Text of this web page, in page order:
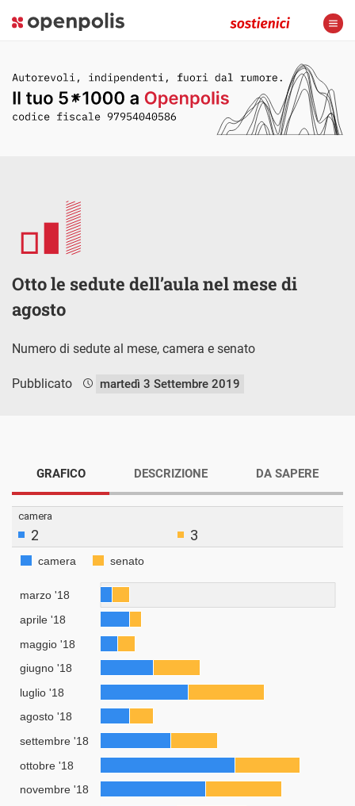
Otto le sedute dell’aula nel mese di
agosto
Numero di sedute al mese, camera e senato
Pubblicato martedì 3 Settembre 2019
GRAFICO DESCRIZIONE DA SAPERE